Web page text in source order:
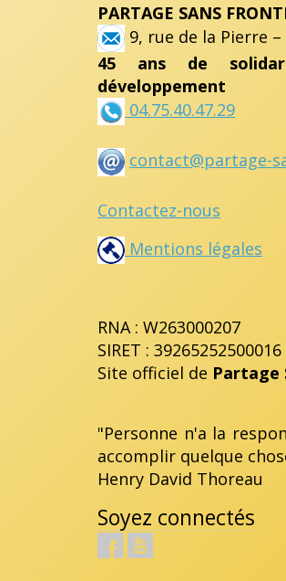
PARTAGE SANS
9, rue de la Pierre –
45 ans de
développement
04.75.40.47.29
contact@partage-
Contactez-nous
Mentions légales
RNA : W263000207
SIRET : 39265252500016
Site officiel de Partage
"Personne n'a la
accomplir quelque
Henry David Thoreau
Soyez connectés